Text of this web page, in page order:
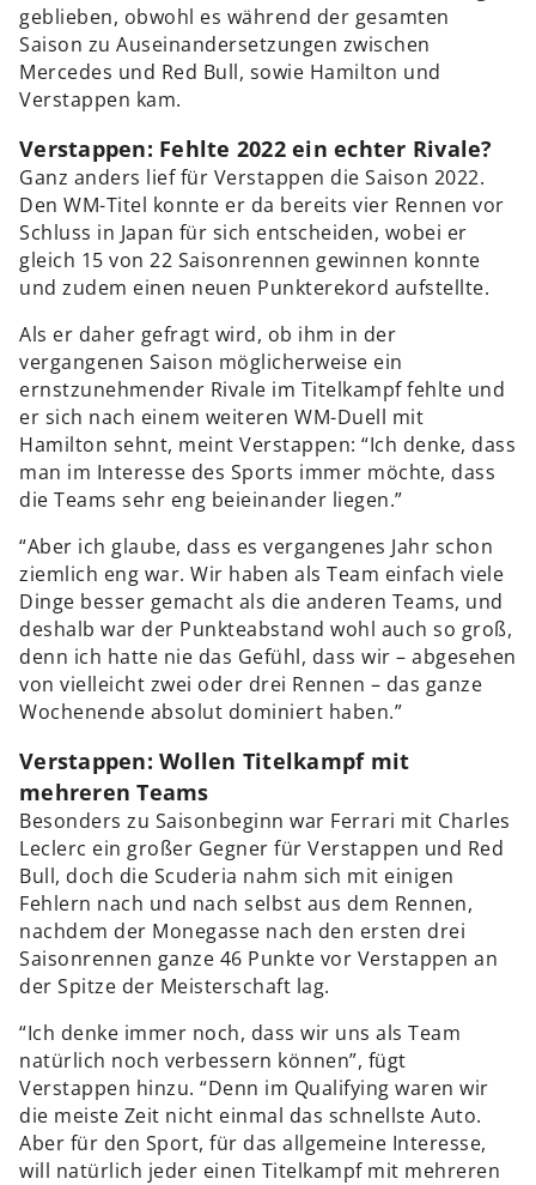
geblieben, obwohl es während der gesamten
Saison zu Auseinandersetzungen zwischen
Mercedes und Red Bull, sowie Hamilton und
Verstappen kam.
Verstappen: Fehlte 2022 ein echter Rivale?
Ganz anders lief für Verstappen die Saison 2022.
Den WM-Titel konnte er da bereits vier Rennen vor
Schluss in Japan für sich entscheiden, wobei er
gleich 15 von 22 Saisonrennen gewinnen konnte
und zudem einen neuen Punkterekord aufstellte.
Als er daher gefragt wird, ob ihm in der
vergangenen Saison möglicherweise ein
ernstzunehmender Rivale im Titelkampf fehlte und
er sich nach einem weiteren WM-Duell mit
Hamilton sehnt, meint Verstappen: “Ich denke, dass
man im Interesse des Sports immer möchte, dass
die Teams sehr eng beieinander liegen.”
“Aber ich glaube, dass es vergangenes Jahr schon
ziemlich eng war. Wir haben als Team einfach viele
Dinge besser gemacht als die anderen Teams, und
deshalb war der Punkteabstand wohl auch so groß,
denn ich hatte nie das Gefühl, dass wir – abgesehen
von vielleicht zwei oder drei Rennen – das ganze
Wochenende absolut dominiert haben.”
Verstappen: Wollen Titelkampf mit
mehreren Teams
Besonders zu Saisonbeginn war Ferrari mit Charles
Leclerc ein großer Gegner für Verstappen und Red
Bull, doch die Scuderia nahm sich mit einigen
Fehlern nach und nach selbst aus dem Rennen,
nachdem der Monegasse nach den ersten drei
Saisonrennen ganze 46 Punkte vor Verstappen an
der Spitze der Meisterschaft lag.
“Ich denke immer noch, dass wir uns als Team
natürlich noch verbessern können”, fügt
Verstappen hinzu. “Denn im Qualifying waren wir
die meiste Zeit nicht einmal das schnellste Auto.
Aber für den Sport, für das allgemeine Interesse,
will natürlich jeder einen Titelkampf mit mehreren